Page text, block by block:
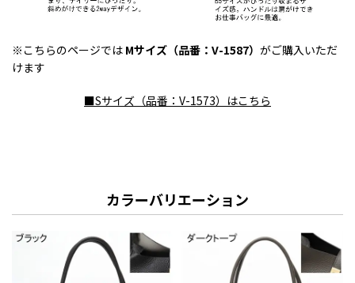
※こちらのページでは Mサイズ（品番：V-1587） がご購入いただ
けます
■Sサイズ（品番：V-1573）はこちら
カラーバリエーション